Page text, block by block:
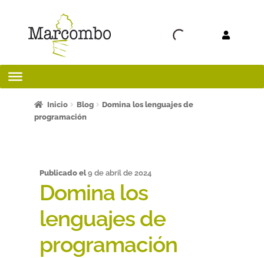
navegación
contenido
ART FRIDAY 2025
Artículos del blog
AVISO LEGAL
Inicio Blog
Domina los lenguajes de
programación
Publicado el9 de abril de 2024
Domina los
lenguajes de
programación